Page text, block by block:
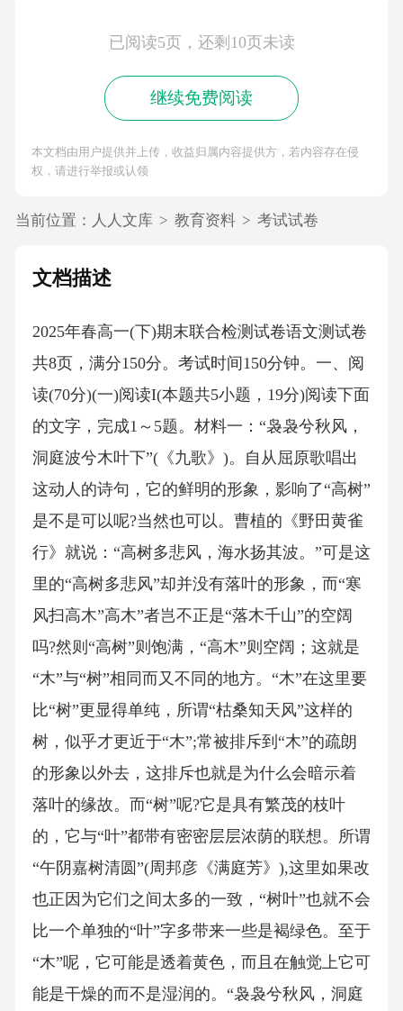
已阅读5页，还剩10页未读
继续免费阅读
本文档由用户提供并上传，收益归属内容提供方，若内容存在侵
权，请进行举报或认领
当前位置： 人人文库 > 教育资料 > 考试试卷
文档描述
2025年春高一(下)期末联合检测试卷语文测试卷
共8页，满分150分。考试时间150分钟。一、阅
读(70分)(一)阅读I(本题共5小题，19分)阅读下面
的文字，完成1～5题。材料一：“袅袅兮秋风，
洞庭波兮木叶下”(《九歌》)。自从屈原歌唱出
这动人的诗句，它的鲜明的形象，影响了“高树”
是不是可以呢?当然也可以。曹植的《野田黄雀
行》就说：“高树多悲风，海水扬其波。”可是这
里的“高树多悲风”却并没有落叶的形象，而“寒
风扫高木”高木”者岂不正是“落木千山”的空阔
吗?然则“高树”则饱满，“高木”则空阔；这就是
“木”与“树”相同而又不同的地方。“木”在这里要
比“树”更显得单纯，所谓“枯桑知天风”这样的
树，似乎才更近于“木”;常被排斥到“木”的疏朗
的形象以外去，这排斥也就是为什么会暗示着
落叶的缘故。而“树”呢?它是具有繁茂的枝叶
的，它与“叶”都带有密密层层浓荫的联想。所谓
“午阴嘉树清圆”(周邦彦《满庭芳》),这里如果改
也正因为它们之间太多的一致，“树叶”也就不会
比一个单独的“叶”字多带来一些是褐绿色。至于
“木”呢，它可能是透着黄色，而且在触觉上它可
能是干燥的而不是湿润的。“袅袅兮秋风，洞庭